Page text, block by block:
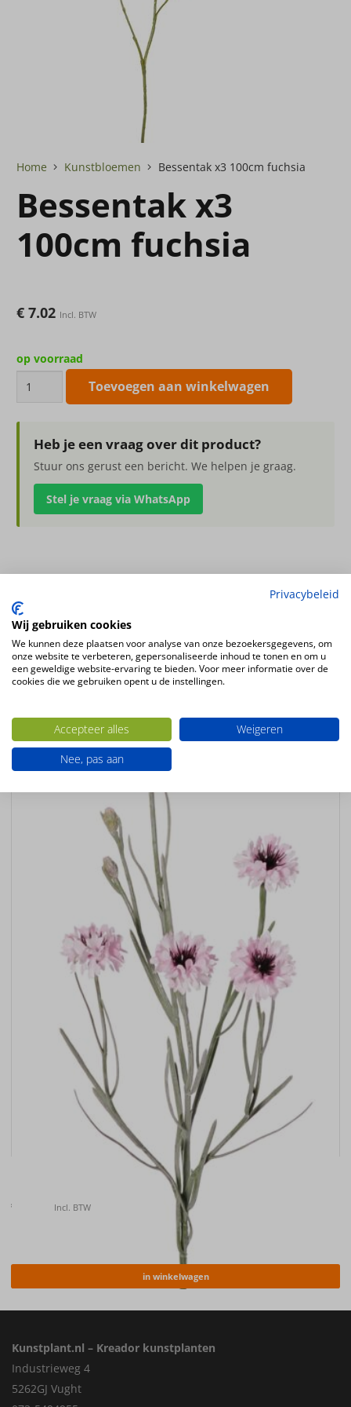
Home Kunstbloemen Bessentak x3 100cm fuchsia
Bessentak x3
100cm fuchsia
€ 7.02 Incl. BTW
op voorraad
100cm
fuchsia
aantal
Toevoegen aan winkelwagen
Heb je een vraag over dit product?
Stuur ons gerust een bericht. We helpen je graag.
Stel je vraag via WhatsApp
Bessentak x3 100cm fuchsia
Kleur
fuchsia
Ook interessant
Kunstbloem Korenbloem (Centaurea cyanus) , 66cm
€ Incl. BTW
in winkelwagen
Kunstplant.nl – Kreador kunstplanten
Industrieweg 4
5262GJ Vught
Privacybeleid
Wij gebruiken cookies
We kunnen deze plaatsen voor analyse van onze bezoekersgegevens, om
onze website te verbeteren, gepersonaliseerde inhoud te tonen en om u
een geweldige website-ervaring te bieden. Voor meer informatie over de
cookies die we gebruiken opent u de instellingen.
Accepteer alles
Weigeren
Nee, pas aan